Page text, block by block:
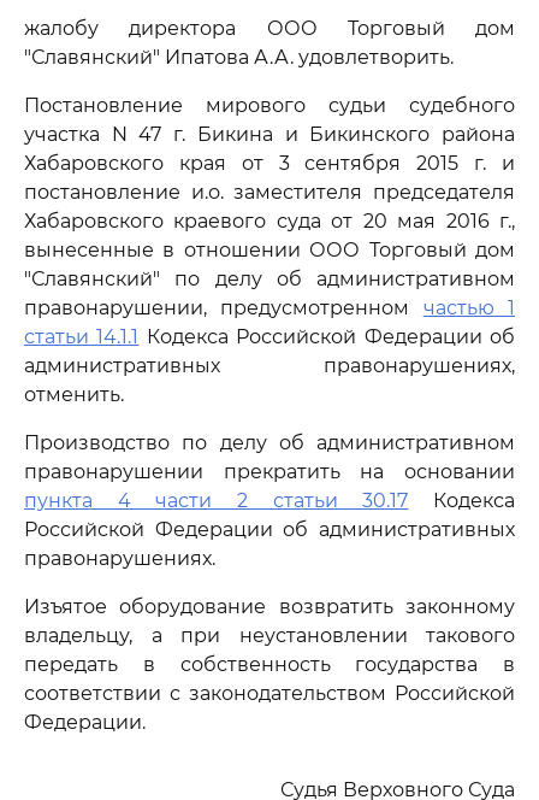
жалобу директора ООО Торговый дом
"Славянский" Ипатова А.А. удовлетворить.
Постановление мирового судьи судебного
участка N 47 г. Бикина и Бикинского района
Хабаровского края от 3 сентября 2015 г. и
постановление и.о. заместителя председателя
Хабаровского краевого суда от 20 мая 2016 г.,
вынесенные в отношении ООО Торговый дом
"Славянский" по делу об административном
правонарушении, предусмотренном частью 1
статьи 14.1.1 Кодекса Российской Федерации об
административных правонарушениях,
отменить.
Производство по делу об административном
правонарушении прекратить на основании
пункта 4 части 2 статьи 30.17 Кодекса
Российской Федерации об административных
правонарушениях.
Изъятое оборудование возвратить законному
владельцу, а при неустановлении такового
передать в собственность государства в
соответствии с законодательством Российской
Федерации.
Судья Верховного Суда